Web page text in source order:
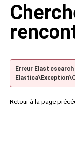
Erreur Elasticsearch
Retour à la page